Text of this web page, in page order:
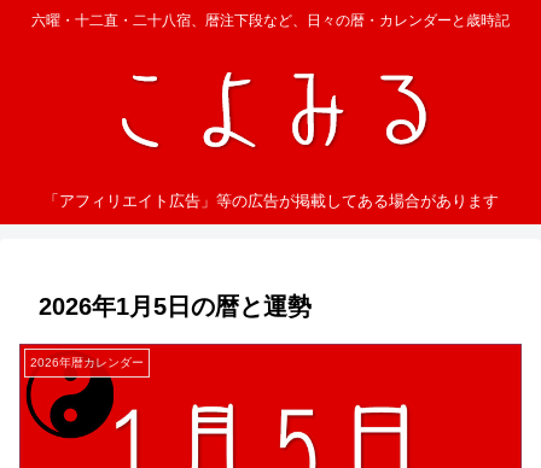
六曜・十二直・二十八宿、暦注下段など、日々の暦・カレンダーと歳時記
「アフィリエイト広告」等の広告が掲載してある場合があります
2026年1月5日の暦と運勢
2026年暦カレンダー